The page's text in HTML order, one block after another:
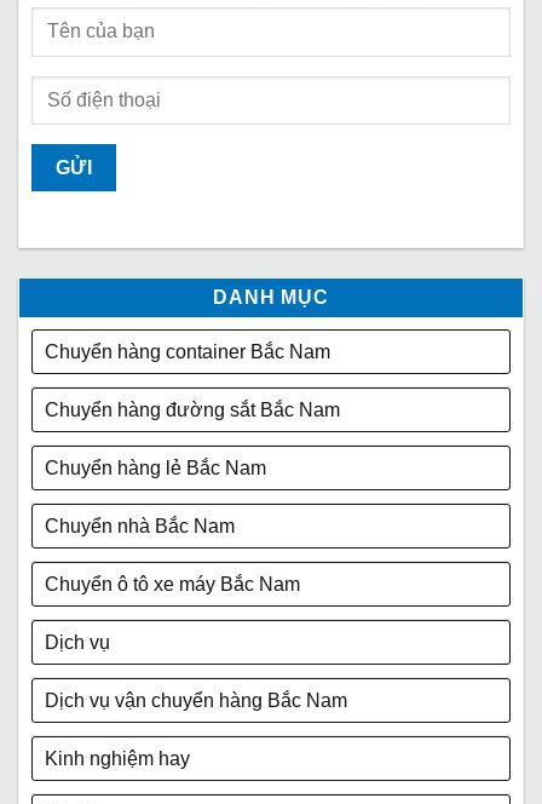
DANH MỤC
Chuyển hàng container Bắc Nam
Chuyển hàng đường sắt Bắc Nam
Chuyển hàng lẻ Bắc Nam
Chuyển nhà Bắc Nam
Chuyển ô tô xe máy Bắc Nam
Dịch vụ
Dịch vụ vận chuyển hàng Bắc Nam
Kinh nghiệm hay